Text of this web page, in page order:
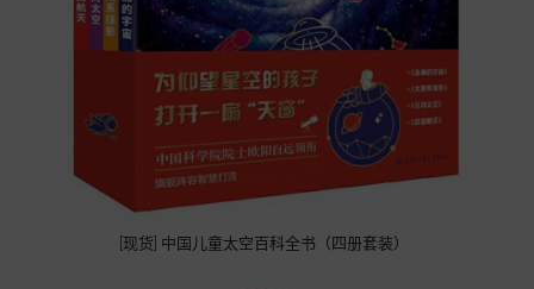
[现货] 中国儿童太空百科全书（四册套装）